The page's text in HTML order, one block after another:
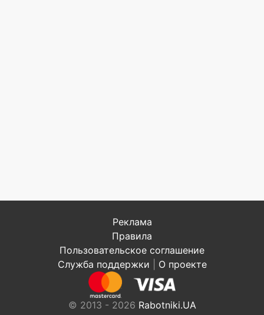
Реклама
Правила
Пользовательское соглашение
Служба поддержки
О проекте
© 2013 - 2026 Rabotniki.UA